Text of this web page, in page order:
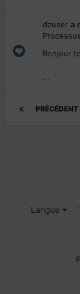
dzuser a
Bonjour
...
PRÉCÉDENT
Langue